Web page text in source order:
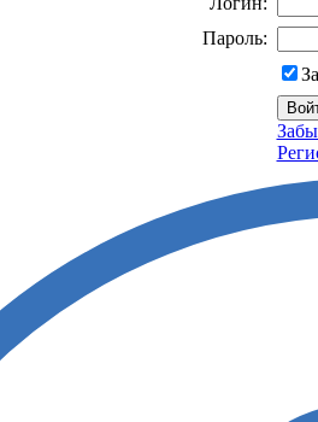
Пароль: